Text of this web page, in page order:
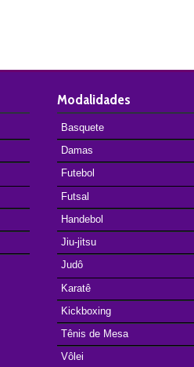
Modalidades
Basquete
Damas
Futebol
Futsal
Handebol
Jiu-jitsu
Judô
Karatê
Kickboxing
Tênis de Mesa
Vôlei